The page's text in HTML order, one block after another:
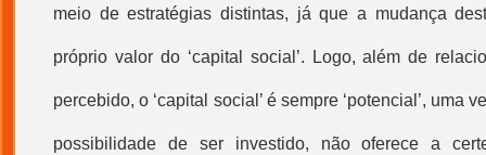
meio de estratégias distintas, já que a mudança
próprio valor do ‘capital social ’. Logo, além de
percebido, o ‘capital social ’ é sempre ‘potencial’, uma
possibilidade de ser investido, não oferece a